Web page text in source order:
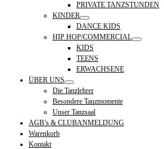
PRIVATE TANZSTUNDEN
KINDER
DANCE KIDS
HIP HOP/COMMERCIAL
KIDS
TEENS
ERWACHSENE
ÜBER UNS
Die Tanzlehrer
Besondere Tanzmomente
Unser Tanzsaal
AGB’s & CLUBANMELDUNG
Warenkorb
Kontakt